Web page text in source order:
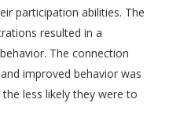
participation abilities. The
resulted in a
The connection
improved behavior was
less likely they were to